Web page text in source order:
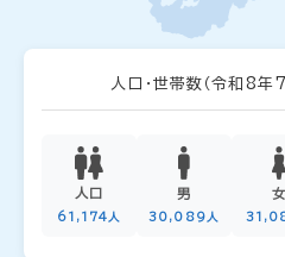
人口・世帯数 （令和8年
人口
61,174人
男
30,089人
女